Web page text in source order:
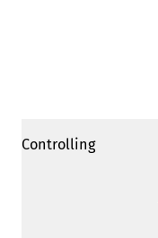
Controlling